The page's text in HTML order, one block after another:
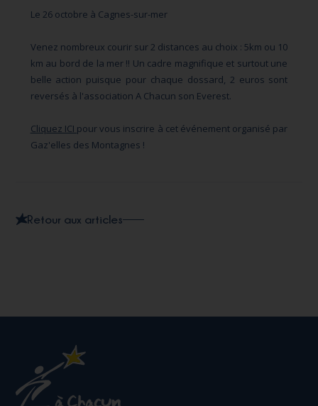
Le 26 octobre à Cagnes-sur-mer
Venez nombreux courir sur 2 distances au choix : 5km ou 10
km au bord de la mer !! Un cadre magnifique et surtout une
belle action puisque pour chaque dossard, 2 euros sont
reversés à l'association A Chacun son Everest.
Cliquez ICI pour vous inscrire à cet événement organisé par
Gaz'elles des Montagnes !
Retour aux articles